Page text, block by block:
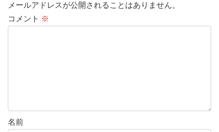
メールアドレスが公開されることはありません。
コメント ※
名前